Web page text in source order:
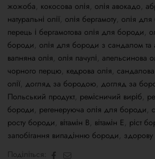
жожоба, кокосова олія, олія авокадо,
натуральні олії, олія бергамоту, олія
перець і бергамотова олія для бороди,
бороди, олія для бороди з сандалом та
вапняна олія, олія пачулі, апельсинова
чорного перцю, кедрова олія,
олії, догляд за бородою, догляд за
Польський продукт, ремісничий виріб,
бороди, регенеруюча олія для бороди,
росту бороди, вітамін В, вітамін Е, ріст
запобігання випадінню бороди,
Поділіться:
Facebook
Електронна